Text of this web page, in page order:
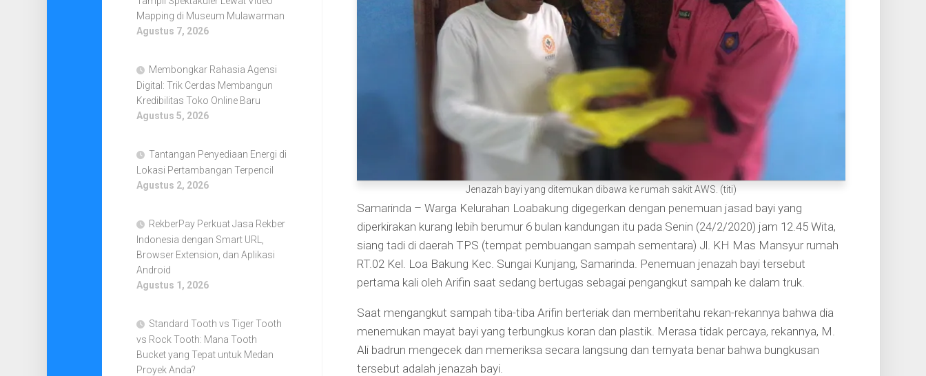
Jenazah bayi yang ditemukan dibawa ke rumah sakit AWS. (titi)
Samarinda – Warga Kelurahan Loabakung digegerkan dengan penemuan jasad bayi yang
diperkirakan kurang lebih berumur 6 bulan kandungan itu pada Senin (24/2/2020) jam 12.45 Wita,
siang tadi di daerah TPS (tempat pembuangan sampah sementara) Jl. KH Mas Mansyur rumah
RT.02 Kel. Loa Bakung Kec. Sungai Kunjang, Samarinda. Penemuan jenazah bayi tersebut
pertama kali oleh Arifin saat sedang bertugas sebagai pengangkut sampah ke dalam truk.
Saat mengangkut sampah tiba-tiba Arifin berteriak dan memberitahu rekan-rekannya bahwa dia
menemukan mayat bayi yang terbungkus koran dan plastik. Merasa tidak percaya, rekannya, M.
Ali badrun mengecek dan memeriksa secara langsung dan ternyata benar bahwa bungkusan
tersebut adalah jenazah bayi.
Mapping di Museum Mulawarman
Agustus 7, 2026
Membongkar Rahasia Agensi
Digital: Trik Cerdas Membangun
Kredibilitas Toko Online Baru
Agustus 5, 2026
Tantangan Penyediaan Energi di
Lokasi Pertambangan Terpencil
Agustus 2, 2026
RekberPay Perkuat Jasa Rekber
Indonesia dengan Smart URL,
Browser Extension, dan Aplikasi
Android
Agustus 1, 2026
Standard Tooth vs Tiger Tooth
vs Rock Tooth: Mana Tooth
Bucket yang Tepat untuk Medan
Proyek Anda?